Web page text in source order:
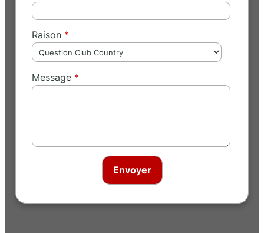
Raison
Message